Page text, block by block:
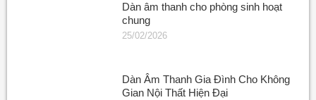
Dàn âm thanh cho phòng sinh hoạt
chung
25/02/2026
Dàn Âm Thanh Gia Đình Cho Không
Gian Nội Thất Hiện Đại